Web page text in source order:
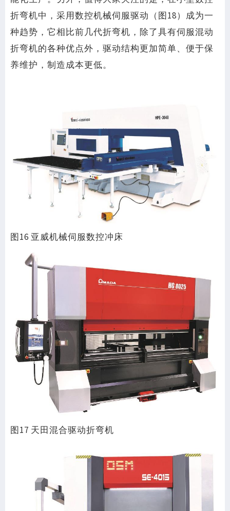
折弯机中，采用数控机械伺服驱动（图18）成为一
种趋势，它相比前几代折弯机，除了具有伺服混动
折弯机的各种优点外，驱动结构更加简单、便于保
养维护，制造成本更低。
图16 亚威机械伺服数控冲床
图17 天田混合驱动折弯机